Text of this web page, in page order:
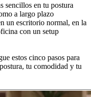
sencillos en tu postura
a largo plazo
un escritorio normal, en la
con un setup
estos cinco pasos para
tu comodidad y tu